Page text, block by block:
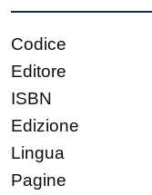
Codice
Editore
ISBN
Edizione
Lingua
Pagine